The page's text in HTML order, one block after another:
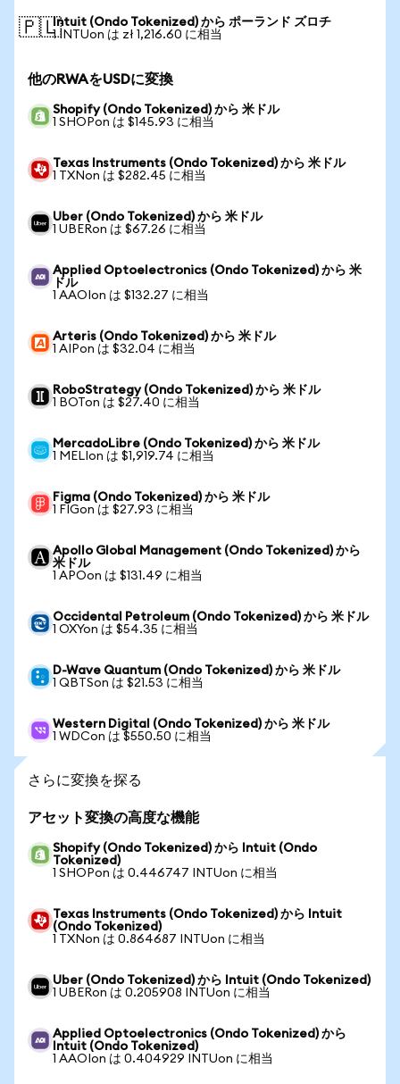
🇵🇱Intuit (Ondo Tokenized) から ポーランド ズロチ
1 INTUon は zł 1,216.60 に相当
他のRWAをUSDに変換
Shopify (Ondo Tokenized) から 米ドル
1 SHOPon は $145.93 に相当
Texas Instruments (Ondo Tokenized) から 米ドル
1 TXNon は $282.45 に相当
Uber (Ondo Tokenized) から 米ドル
1 UBERon は $67.26 に相当
Applied Optoelectronics (Ondo Tokenized) から 米
ドル
1 AAOIon は $132.27 に相当
Arteris (Ondo Tokenized) から 米ドル
1 AIPon は $32.04 に相当
RoboStrategy (Ondo Tokenized) から 米ドル
1 BOTon は $27.40 に相当
MercadoLibre (Ondo Tokenized) から 米ドル
1 MELIon は $1,919.74 に相当
Figma (Ondo Tokenized) から 米ドル
1 FIGon は $27.93 に相当
Apollo Global Management (Ondo Tokenized) から
米ドル
1 APOon は $131.49 に相当
Occidental Petroleum (Ondo Tokenized) から 米ドル
1 OXYon は $54.35 に相当
D-Wave Quantum (Ondo Tokenized) から 米ドル
1 QBTSon は $21.53 に相当
Western Digital (Ondo Tokenized) から 米ドル
1 WDCon は $550.50 に相当
さらに変換を探る
アセット変換の高度な機能
Shopify (Ondo Tokenized) から Intuit (Ondo
Tokenized)
1 SHOPon は 0.446747 INTUon に相当
Texas Instruments (Ondo Tokenized) から Intuit
(Ondo Tokenized)
1 TXNon は 0.864687 INTUon に相当
Uber (Ondo Tokenized) から Intuit (Ondo Tokenized)
1 UBERon は 0.205908 INTUon に相当
Applied Optoelectronics (Ondo Tokenized) から
Intuit (Ondo Tokenized)
1 AAOIon は 0.404929 INTUon に相当